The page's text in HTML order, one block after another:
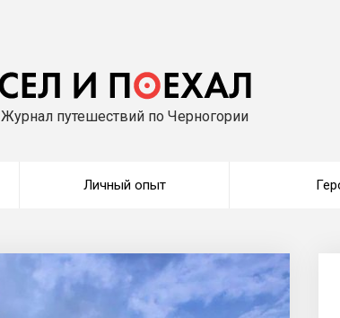
Журнал путешествий по Черногории
Личный опыт